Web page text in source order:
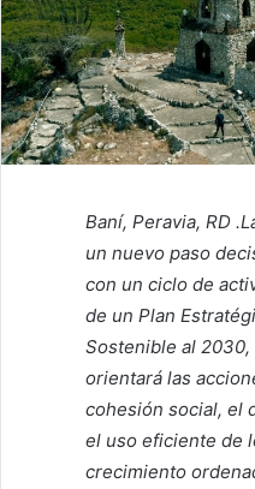
Baní, Peravia, RD
un nuevo paso
con un ciclo de
de un Plan
Sostenible al
orientará las
cohesión social, el
el uso eficiente de
crecimiento